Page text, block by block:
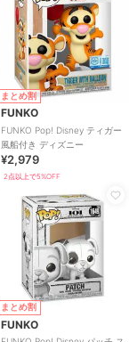
まとめ割
FUNKO
FUNKO Pop! Disney ティガー
風船付き ディズニー
¥2,979
2点以上で5%OFF
まとめ割
FUNKO